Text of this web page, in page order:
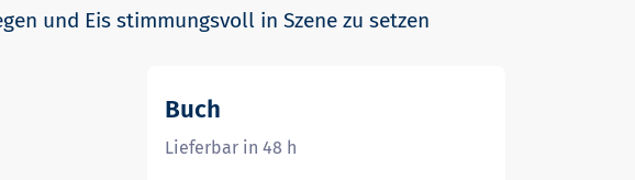
und Eis stimmungsvoll in Szene zu setzen
Buch
Lieferbar in 48 h